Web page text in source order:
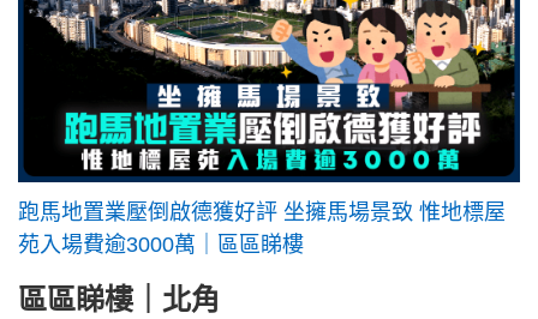
跑馬地置業壓倒啟德獲好評 坐擁馬場景致 惟地標屋
苑入場費逾3000萬｜區區睇樓
區區睇樓｜北角